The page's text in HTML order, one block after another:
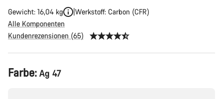
Gewicht: 16,04 kg
Werkstoff: Carbon (CFR)
Alle Komponenten
Kundenrezensionen (65)
Produktkonfiguration
Farbe: Ag 47